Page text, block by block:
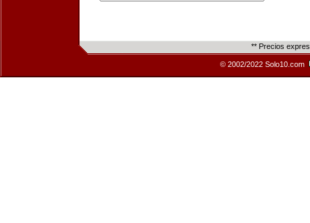
** Precios
© 2002/2022 Solo10.com